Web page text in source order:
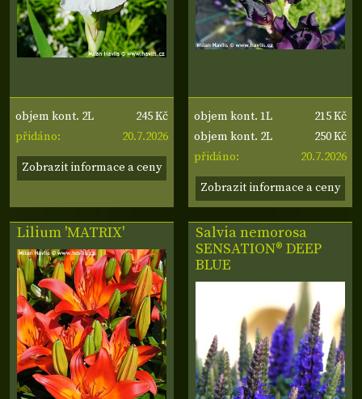
objem kont. 2L
245 Kč
přidáno:
20.7.2026
Zobrazit informace a ceny
objem kont. 1L
215 Kč
objem kont. 2L
250 Kč
přidáno:
20.7.2026
Zobrazit informace a ceny
Lilium 'MATRIX'
Salvia nemorosa
SENSATION® DEEP
BLUE